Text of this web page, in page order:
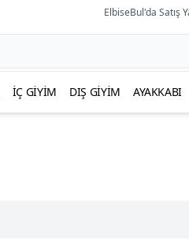
ElbiseBul'da Satış
İÇ GIYIM DIŞ GIYIM AYAKKABI